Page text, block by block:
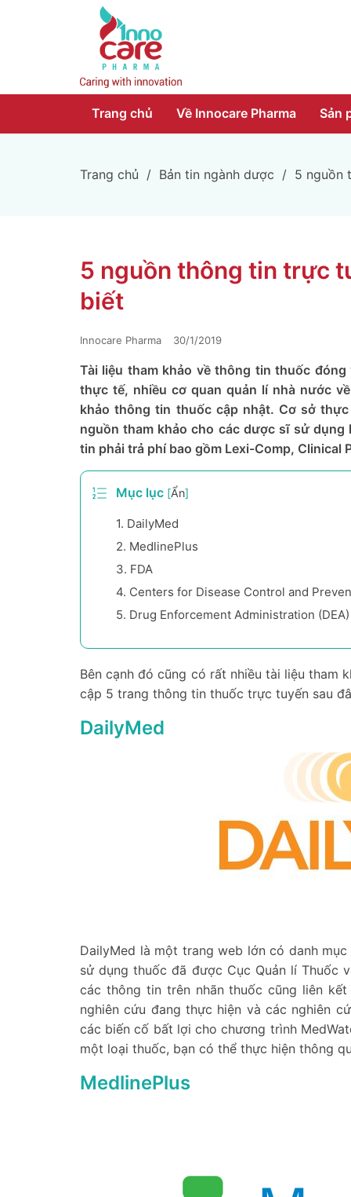
Trang chủ Về Innocare Pharma Sản
Trang chủ / Bản tin ngành dược / 5 nguồn
5 nguồn thông tin trực
biết
Innocare Pharma 30/1/2019
Tài liệu tham khảo về thông tin thuốc
thực tế, nhiều cơ quan quản lí nhà nước
khảo thông tin thuốc cập nhật. Cơ sở
nguồn tham khảo cho các dược sĩ sử
tin phải trả phí bao gồm Lexi-Comp, Clinical
Mục lục [Ẩn]
1. DailyMed
2. MedlinePlus
3. FDA
4. Centers for Disease Control and
5. Drug Enforcement Administration (DEA)
Bên cạnh đó cũng có rất nhiều tài liệu tham
cập 5 trang thông tin thuốc trực tuyến sau
DailyMed
DailyMed là một trang web lớn có danh
sử dụng thuốc đã được Cục Quản lí Thuốc
các thông tin trên nhãn thuốc cũng liên
nghiên cứu đang thực hiện và các nghiên
các biến cố bất lợi cho chương trình
một loại thuốc, bạn có thể thực hiện thông
MedlinePlus